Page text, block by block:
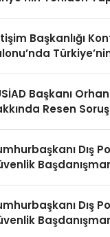
Başkanlığı
Başkanı
Resen
Dış
Dış